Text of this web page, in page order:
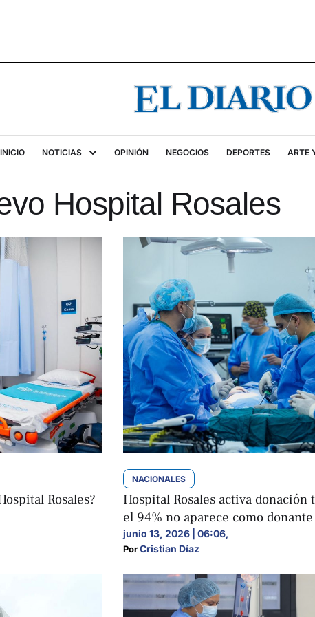
INICIO NOTICIAS OPINIÓN NEGOCIOS DEPORTES ARTE
Hospital Rosales
Rosales?
NACIONALES
Hospital Rosales activa
el 94% no aparece como
junio 13, 2026 | 06:06,
Por Cristian Díaz